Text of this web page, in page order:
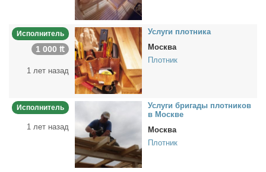
Исполнитель
1 000 ₶
1 лет назад
Услу­ги плот­ни­ка
Москва
Плотник
Исполнитель
1 лет назад
Услу­ги брига­ды плот­ни­ков
в Москве
Москва
Плотник